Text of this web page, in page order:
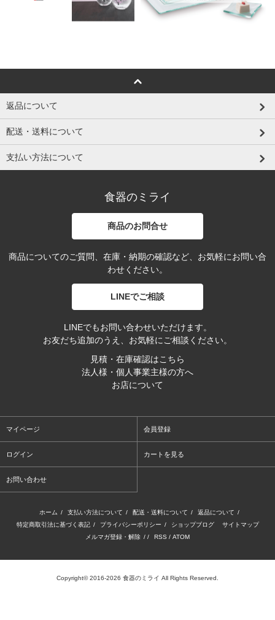
返品について
配送・送料について
支払い方法について
食器のミライ
商品のお問合せ
商品についてのご質問、在庫・納期の確認など、お気軽にお問い合
わせください。
LINEでご相談
LINEでもお問い合わせいただけます。
お友だち追加のうえ、お気軽にご相談ください。
見積・在庫確認はこちら
法人様・個人事業主様の方へ
お店について
マイページ 会員登録
ログイン カートを見る
お問い合わせ
ホーム / 支払い方法について / 配送・送料について / 返品について /
特定商取引法に基づく表記 / プライバシーポリシー / ショップブログ
サイトマップ
メルマガ登録・解除 / / RSS / ATOM
Copyright© 2016-2026 食器のミライ All Rights Reserved.